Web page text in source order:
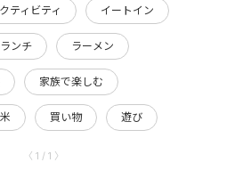
ティビティ イートイン
ランチ ラーメン
家族で楽しむ
米 買い物 遊び
〈 1 / 1 〉